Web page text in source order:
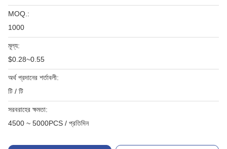
MOQ.:
1000
মূল্য:
$0.28~0.55
অর্থ প্রদানের শর্তাবলী:
টি / টি
সরবরাহের ক্ষমতা:
4500 ~ 5000PCS / প্রতিদিন